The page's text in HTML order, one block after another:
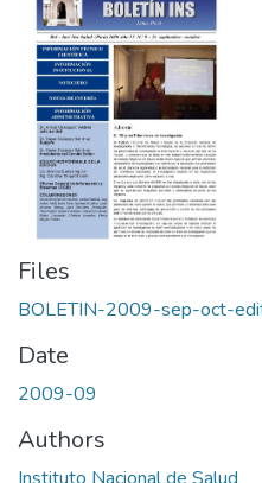
Files
BOLETIN-2009-sep-oct-
Date
2009-09
Authors